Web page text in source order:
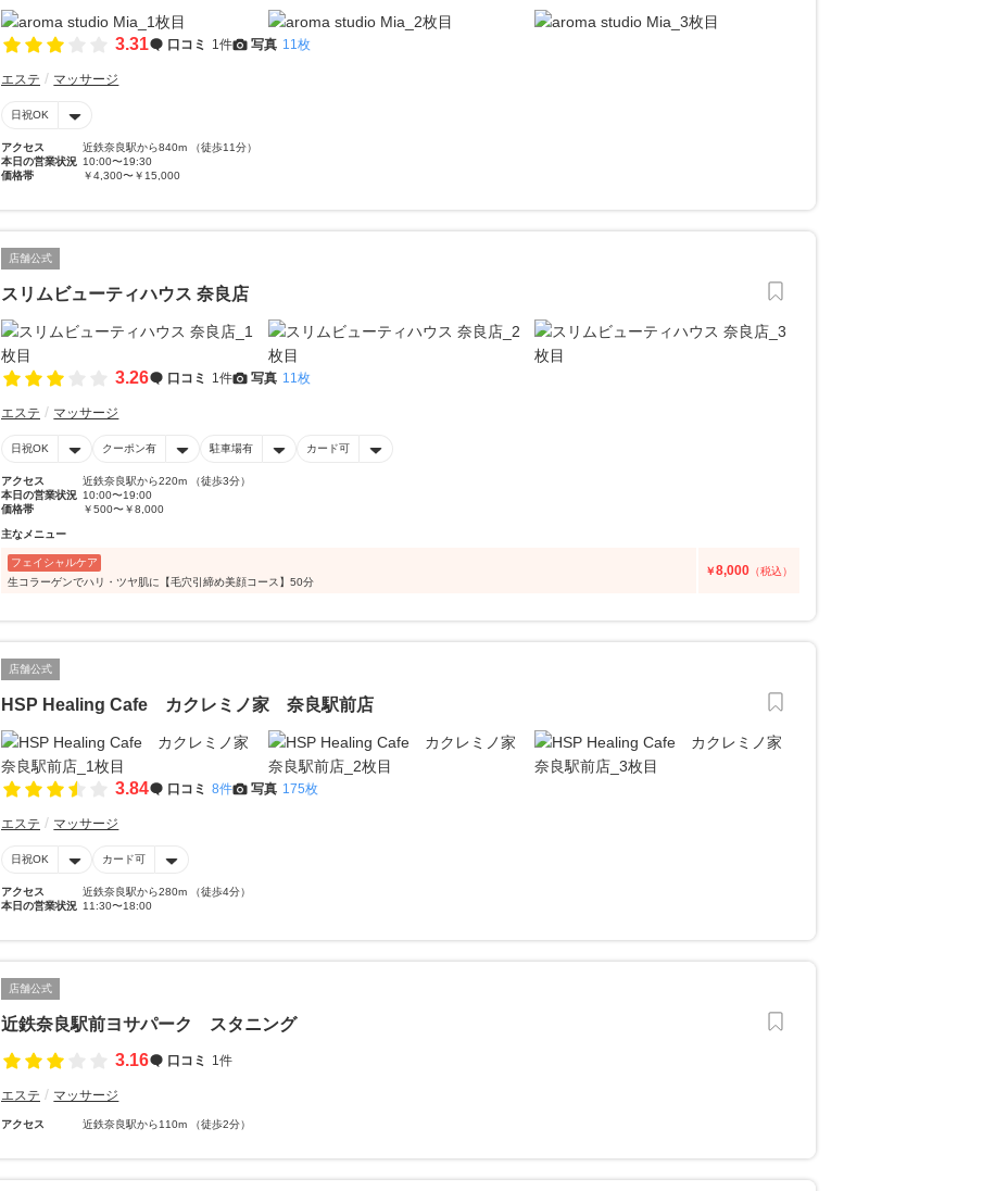
3.31 口コミ 1件 写真 11枚
エステ マッサージ
日祝OK
アクセス
近鉄奈良駅から840m （徒歩11分）
本日の営業状況 10:00〜19:30
価格帯
￥4,300〜￥15,000
店舗公式
スリムビューティハウス 奈良店
3.26 口コミ 1件 写真 11枚
エステ マッサージ
日祝OK クーポン有 駐車場有 カード可
アクセス
近鉄奈良駅から220m （徒歩3分）
本日の営業状況 10:00〜19:00
価格帯
￥500〜￥8,000
主なメニュー
フェイシャルケア
生コラーゲンでハリ・ツヤ肌に【毛穴引締め美顔コース】50分
￥8,000 （税込）
店舗公式
HSP Healing Cafe カクレミノ家 奈良駅前店
3.84 口コミ 8件 写真 175枚
エステ マッサージ
日祝OK カード可
アクセス
近鉄奈良駅から280m （徒歩4分）
本日の営業状況 11:30〜18:00
店舗公式
近鉄奈良駅前ヨサパーク スタニング
3.16
口コミ 1件
エステ マッサージ
アクセス 近鉄奈良駅から110m （徒歩2分）